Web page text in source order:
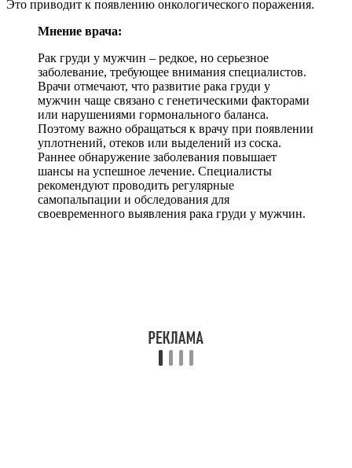
Это приводит к появлению онкологического поражения.
Мнение врача:
Рак груди у мужчин – редкое, но серьезное
заболевание, требующее внимания специалистов.
Врачи отмечают, что развитие рака груди у
мужчин чаще связано с генетическими факторами
или нарушениями гормонального баланса.
Поэтому важно обращаться к врачу при появлении
уплотнений, отеков или выделений из соска.
Раннее обнаружение заболевания повышает
шансы на успешное лечение. Специалисты
рекомендуют проводить регулярные
самопальпации и обследования для
своевременного выявления рака груди у мужчин.